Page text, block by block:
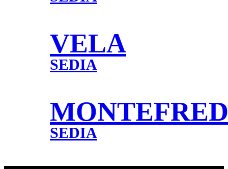
VELA
SEDIA
SEDIA